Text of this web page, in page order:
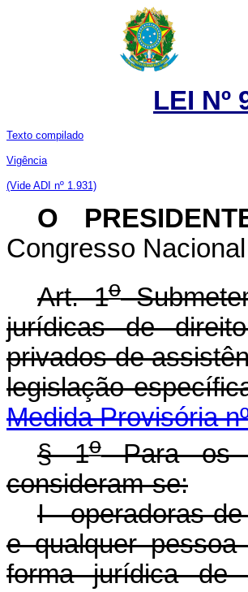
LEI Nº
Texto compilado
Vigência
(Vide ADI nº 1.931)
O
Congresso
Art. 1o
jurídicas de
privados de
legislação
Medida Provisória
§ 1oPara os
consideram-se:
I - operadoras
e qualquer
forma jurídica de